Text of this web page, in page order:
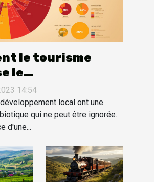
le tourisme
le
local
14:54
local ont une
qui ne peut être ignorée.
d'une...